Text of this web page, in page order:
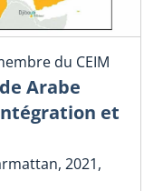
du CEIM
Arabe
et
2021,